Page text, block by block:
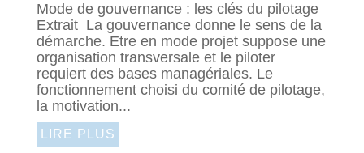
Mode de gouvernance : les clés du pilotage
Extrait La gouvernance donne le sens de la
démarche. Etre en mode projet suppose une
organisation transversale et le piloter
requiert des bases managériales. Le
fonctionnement choisi du comité de pilotage,
la motivation...
LIRE PLUS